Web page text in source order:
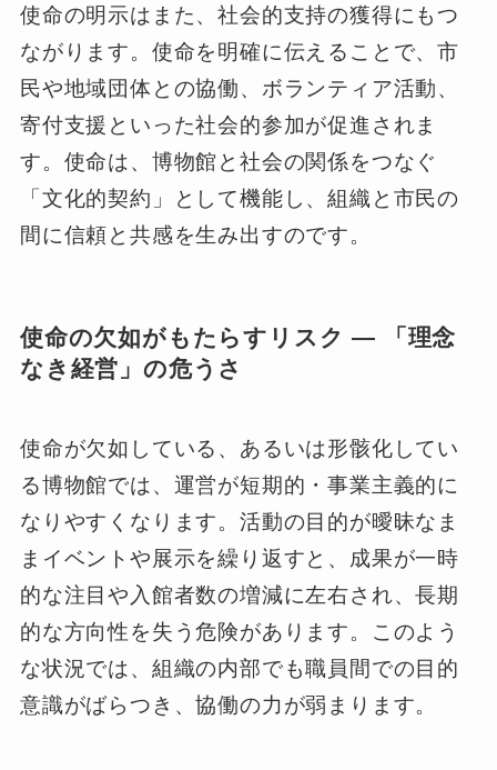
使命の明示はまた、社会的支持の獲得にもつ
ながります。使命を明確に伝えることで、市
民や地域団体との協働、ボランティア活動、
寄付支援といった社会的参加が促進されま
す。使命は、博物館と社会の関係をつなぐ
「文化的契約」として機能し、組織と市民の
間に信頼と共感を生み出すのです。
使命の欠如がもたらすリスク ― 「理念
なき経営」の危うさ
使命が欠如している、あるいは形骸化してい
る博物館では、運営が短期的・事業主義的に
なりやすくなります。活動の目的が曖昧なま
まイベントや展示を繰り返すと、成果が一時
的な注目や入館者数の増減に左右され、長期
的な方向性を失う危険があります。このよう
な状況では、組織の内部でも職員間での目的
意識がばらつき、協働の力が弱まります。